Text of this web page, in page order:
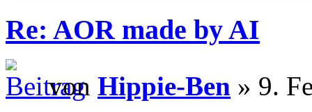
Re: AOR made by AI
von Hippie-Ben » 9.